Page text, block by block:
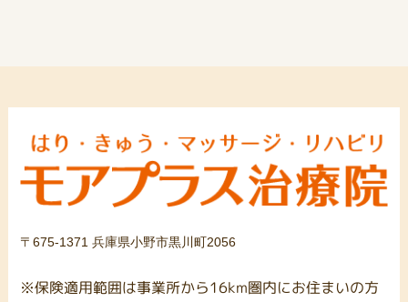
〒675-1371 兵庫県小野市黒川町2056
※保険適用範囲は事業所から16km圏内にお住まいの方